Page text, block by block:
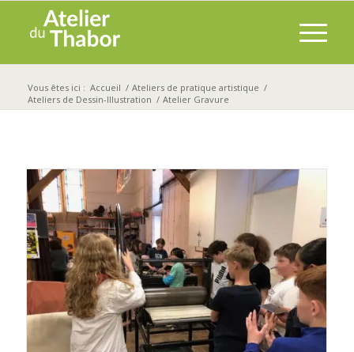
Vous êtes ici : Accueil / Ateliers de pratique artistique /
Ateliers de Dessin-Illustration / Atelier Gravure